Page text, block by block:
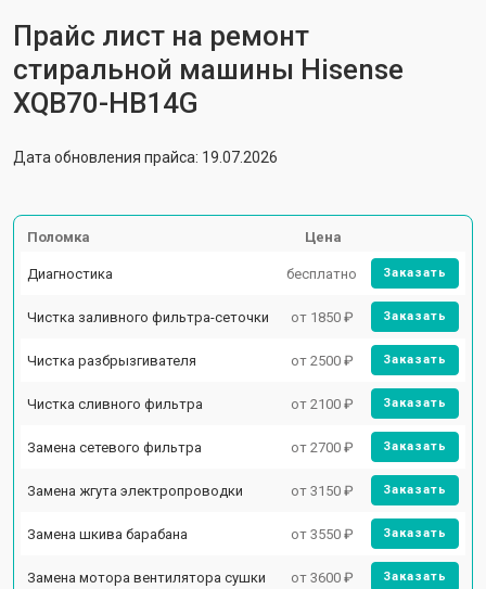
Прайс лист на ремонт
стиральной машины Hisense
XQB70-HB14G
Дата обновления прайса: 19.07.2026
Поломка Цена
Диагностика бесплатно Заказать
Чистка заливного фильтра-сеточки от 1850 ₽ Заказать
Чистка разбрызгивателя от 2500 ₽ Заказать
Чистка сливного фильтра от 2100 ₽ Заказать
Замена сетевого фильтра от 2700 ₽ Заказать
Замена жгута электропроводки от 3150 ₽ Заказать
Замена шкива барабана от 3550 ₽ Заказать
Замена мотора вентилятора сушки от 3600 ₽ Заказать